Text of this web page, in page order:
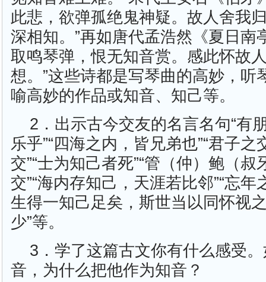
此悲，欲弹孤绝鬼神疑。故人舍我
深相知。”再如唐代孟浩然《夏日南
取鸣琴弹，恨无知音赏。感此怀故
想。”这些诗都是写琴曲的高妙，听
喻高妙的作品或知音、知己等。
2．出示古今交友的名言名句“有
乐乎”“四海之内，皆兄弟也”“君子之
交”“士为知己者死”“管（仲）鲍（叔
交”“海内存知己，天涯若比邻”“忘年
生得一知己足矣，斯世当以同怀视
少”等。
3．学了这篇古文你有什么感受
音，为什么把他作为知音？